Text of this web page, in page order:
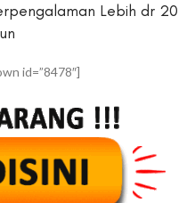
Lebih dr 20
id=”8478″]